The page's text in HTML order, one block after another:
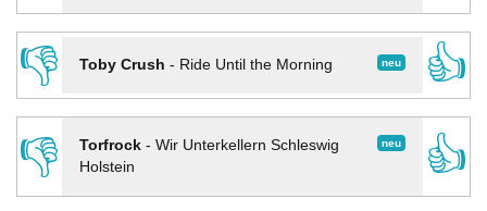
👎
neu
Toby Crush - Ride Until the Morning
👍
👎
neu
Torfrock- Wir Unterkellern Schleswig
Holstein
👍